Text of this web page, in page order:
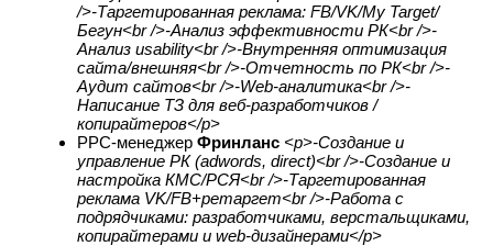
/>-Таргетированная реклама: FB/VK/My Target/
Бегун<br />-Анализ эффективности РК<br />-
Анализ usability<br />-Внутренняя оптимизация
сайта/внешняя<br />-Отчетность по РК<br />-
Аудит сайтов<br />-Web-аналитика<br />-
Написание ТЗ для веб-разработчиков /
копирайтеров</p>
PPC-менеджер Фринланс <p>-Создание и
управление РК (adwords, direct)<br />-Создание и
настройка КМС/РСЯ<br />-Таргетированная
реклама VK/FB+ретаргет<br />-Работа с
подрядчиками: разработчиками, верстальщиками,
копирайтерами и web-дизайнерами</p>